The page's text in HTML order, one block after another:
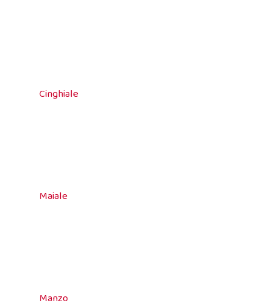
Cinghiale
Maiale
Manzo